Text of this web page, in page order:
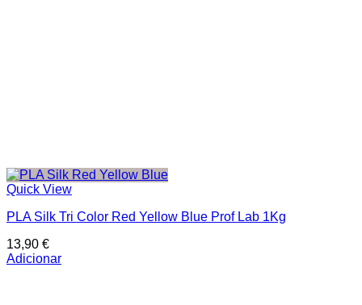
Quick View
PLA Silk Tri Color Red Yellow Blue Prof Lab 1Kg
13,90 €
Adicionar